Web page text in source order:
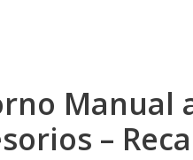
Manual
–